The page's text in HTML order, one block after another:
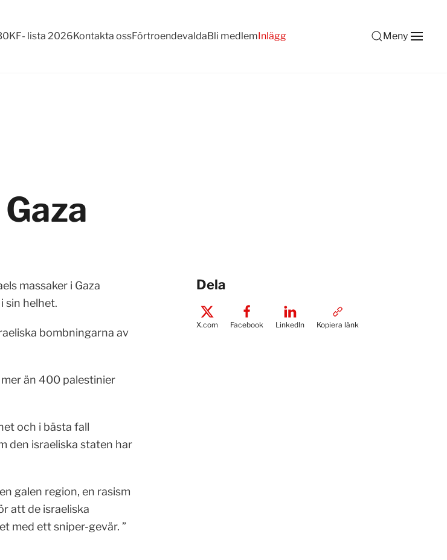
KF- lista 2026Kontakta ossFörtroendevaldaBli medlemInlägg Meny
massaker i Gaza
sin helhet.
bombningarna av
än 400 palestinier
och i bästa fall
den israeliska staten har
galen region, en rasism
att de israeliska
med ett sniper-gevär. ”
Dela
X.com Facebook LinkedIn Kopiera länk